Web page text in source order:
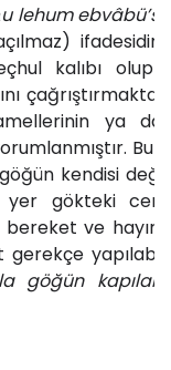
lehum
kalıbı olup
ya da
kendisi
gökteki
bereket ve hayır
göğün